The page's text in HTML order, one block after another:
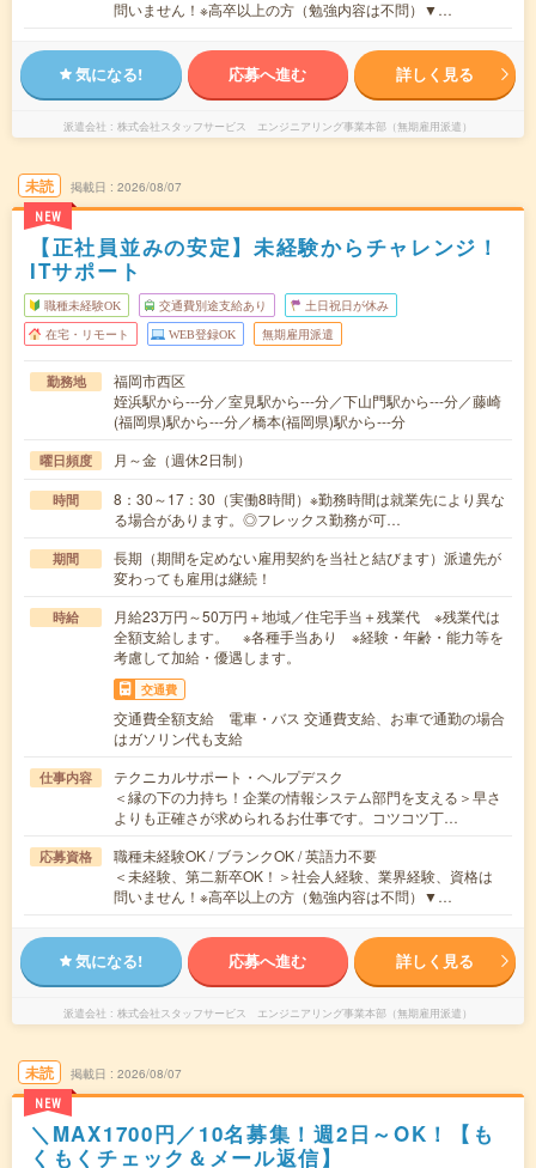
問いません！※高卒以上の方（勉強内容は不問）▼…
気になる! 応募へ進む 詳しく見る
派遣会社 株式会社スタッフサービス エンジニアリング事業本部（無期雇用派遣）
未読
NEW
掲載日 2026/08/07
【正社員並みの安定】未経験からチャレンジ！
ITサポート
職種未経験OK 交通費別途支給あり 土日祝日が休み
在宅・リモート WEB登録OK 無期雇用派遣
勤務地
福岡市西区
姪浜駅から---分／室見駅から---分／下山門駅から---分／藤崎
(福岡県)駅から---分／橋本(福岡県)駅から---分
曜日頻度 月～金（週休2日制）
時間
8：30～17：30（実働8時間）※勤務時間は就業先により異な
る場合があります。◎フレックス勤務が可…
期間
長期（期間を定めない雇用契約を当社と結びます）派遣先が
変わっても雇用は継続！
時給
月給23万円～50万円＋地域／住宅手当＋残業代 ※残業代は
全額支給します。 ※各種手当あり ※経験・年齢・能力等を
考慮して加給・優遇します。
交通費
交通費全額支給 電車・バス 交通費支給、お車で通勤の場合
はガソリン代も支給
仕事内容
テクニカルサポート・ヘルプデスク
＜縁の下の力持ち！企業の情報システム部門を支える＞早さ
よりも正確さが求められるお仕事です。コツコツ丁…
応募資格
職種未経験OK / ブランクOK / 英語力不要
＜未経験、第二新卒OK！＞社会人経験、業界経験、資格は
問いません！※高卒以上の方（勉強内容は不問）▼…
気になる! 応募へ進む 詳しく見る
派遣会社 株式会社スタッフサービス エンジニアリング事業本部（無期雇用派遣）
未読
NEW
掲載日 2026/08/07
＼MAX1700円／10名募集！週2日～OK！【も
くもくチェック＆メール返信】